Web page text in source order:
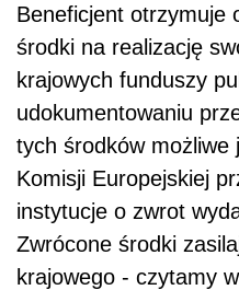
Beneficjent otrzymuje
środki na realizację
krajowych funduszy
udokumentowaniu
tych środków możliwe
Komisji Europejskiej
instytucje o zwrot
Zwrócone środki
krajowego - czytamy